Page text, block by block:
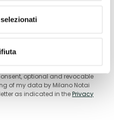
of you
NOTAI NEWSLETTER
optional and revocable
of my data by Milano Notai
as indicated in thePrivacy